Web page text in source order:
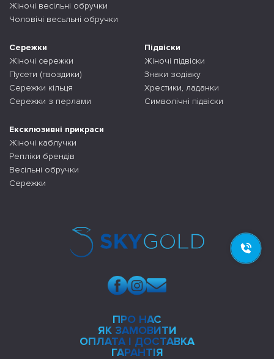
Жіночі весільні обручки
Чоловічі весьльні обручки
Сережки
Жіночі сережки
Пусети (гвоздики)
Сережки кільця
Сережки з перлами
Підвіски
Жіночі підвіски
Знаки зодіаку
Хрестики, ладанки
Символічні підвіски
Ексклюзивні прикраси
Жіночі каблучки
Репліки брендів
Весільні обручки
Сережки
ПРО НАС
ЯК ЗАМОВИТИ
ОПЛАТА І ДОСТАВКА
ГАРАНТІЯ